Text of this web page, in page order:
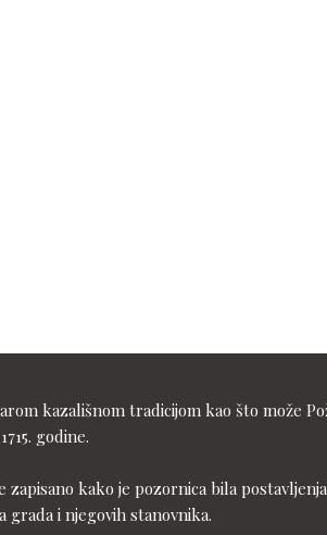
kazališnom tradicijom kao što može
godine.
kako je pozornica bila
grada i njegovih stanovnika.